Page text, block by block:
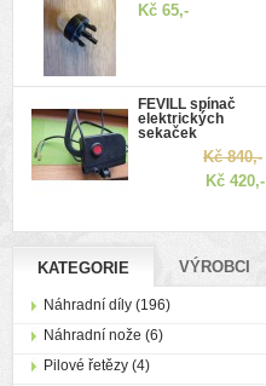
Kč 65,-
FEVILL spínač
elektrických
sekaček
Kč 840,-
Kč 420,-
KATEGORIE VÝROBCI
Náhradní díly (196)
Náhradní nože (6)
Pilové řetězy (4)